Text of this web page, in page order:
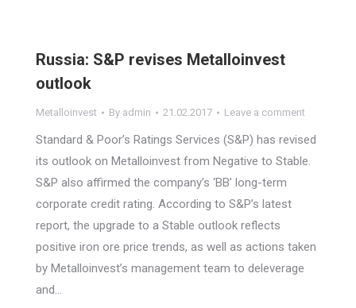
Russia: S&P revises Metalloinvest
outlook
Metalloinvest By admin 21.02.2017 Leave a comment
Standard & Poor’s Ratings Services (S&P) has revised
its outlook on Metalloinvest from Negative to Stable.
S&P also affirmed the company’s ‘BB’ long-term
corporate credit rating. According to S&P’s latest
report, the upgrade to a Stable outlook reflects
positive iron ore price trends, as well as actions taken
by Metalloinvest’s management team to deleverage
and…